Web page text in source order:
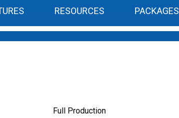
RESOURCES PACKAGES
Full Production